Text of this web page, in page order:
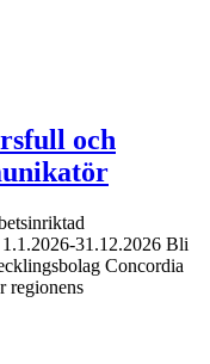
och
31.12.2026 Bli
Concordia
regionens